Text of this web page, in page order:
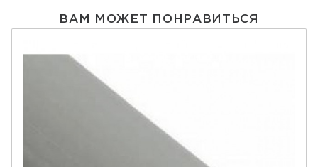
ВАМ МОЖЕТ ПОНРАВИТЬСЯ